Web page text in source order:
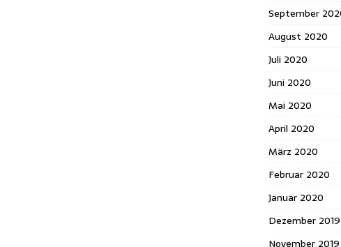
September
August 2020
Juli 2020
Juni 2020
Mai 2020
April 2020
März 2020
Februar 2020
Januar 2020
Dezember 2019
November 2019